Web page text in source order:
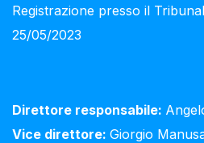
Registrazione presso il
25/05/2023
Direttore responsabile:
Vice direttore: Giorgio